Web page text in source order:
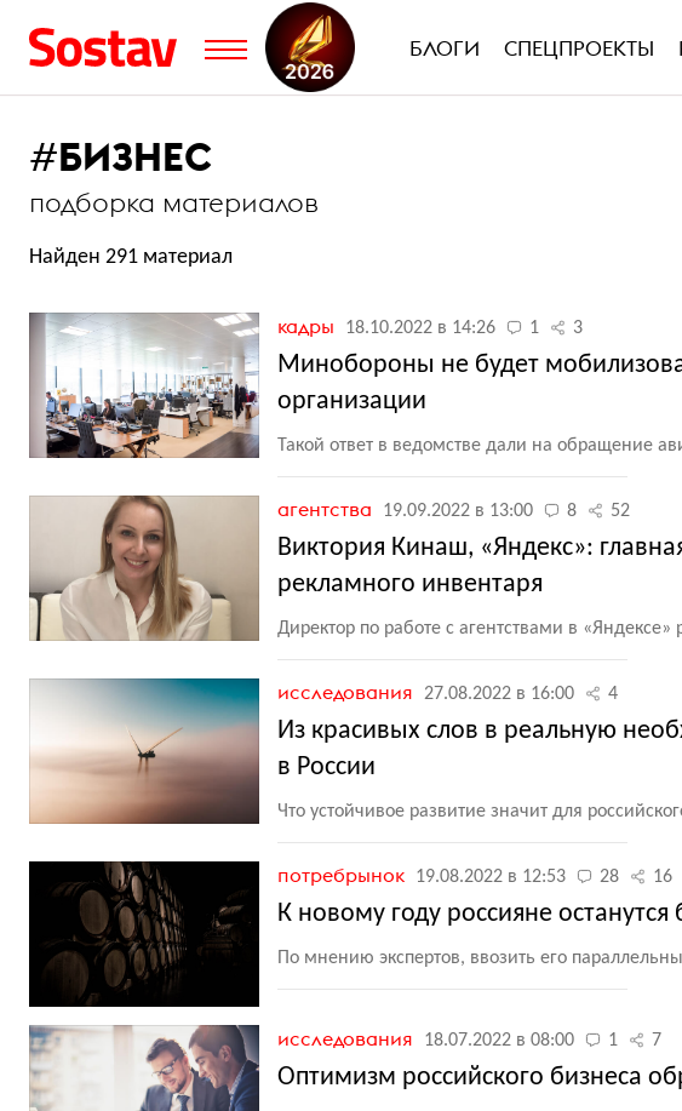
БЛОГИ СПЕЦПРОЕКТЫ
#БИЗНЕС
подборка материалов
Найден 291 материал
кадры 18.10.2022 в 14:26 1 3
Минобороны не будет
организации
Такой ответ в ведомстве дали на обращение
агентства 19.09.2022 в 13:00 8 52
Виктория Кинаш, «Яндекс»:
рекламного инвентаря
Директор по работе с агентствами в «Яндексе»
исследования 27.08.2022 в 16:00 4
Из красивых слов в реальную
в России
Что устойчивое развитие значит для
потребрынок 19.08.2022 в 12:53 28 16
К новому году россияне
По мнению экспертов, ввозить его
исследования 18.07.2022 в 08:00 1 7
Оптимизм российского бизнеса